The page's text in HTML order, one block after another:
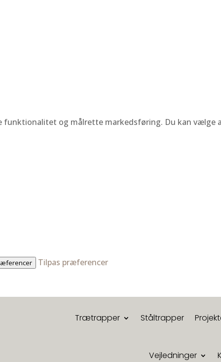
funktionalitet og målrette markedsføring. Du kan vælge
Tilpas præferencer
Trætrapper Ståltrapper
Vejledninger